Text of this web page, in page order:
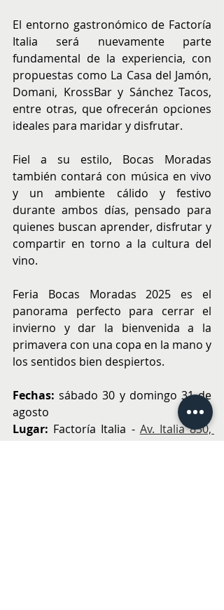
El entorno gastronómico de Factoría
Italia será nuevamente parte
fundamental de la experiencia, con
propuestas como La Casa del Jamón,
Domani, KrossBar y Sánchez Tacos,
entre otras, que ofrecerán opciones
ideales para maridar y disfrutar.
Fiel a su estilo, Bocas Moradas
también contará con música en vivo
y un ambiente cálido y festivo
durante ambos días, pensado para
quienes buscan aprender, disfrutar y
compartir en torno a la cultura del
vino.
Feria Bocas Moradas 2025 es el
panorama perfecto para cerrar el
invierno y dar la bienvenida a la
primavera con una copa en la mano y
los sentidos bien despiertos.
Fechas: sábado 30 y domingo 31 de
agosto
Lugar: Factoría Italia - Av. Italia 830,